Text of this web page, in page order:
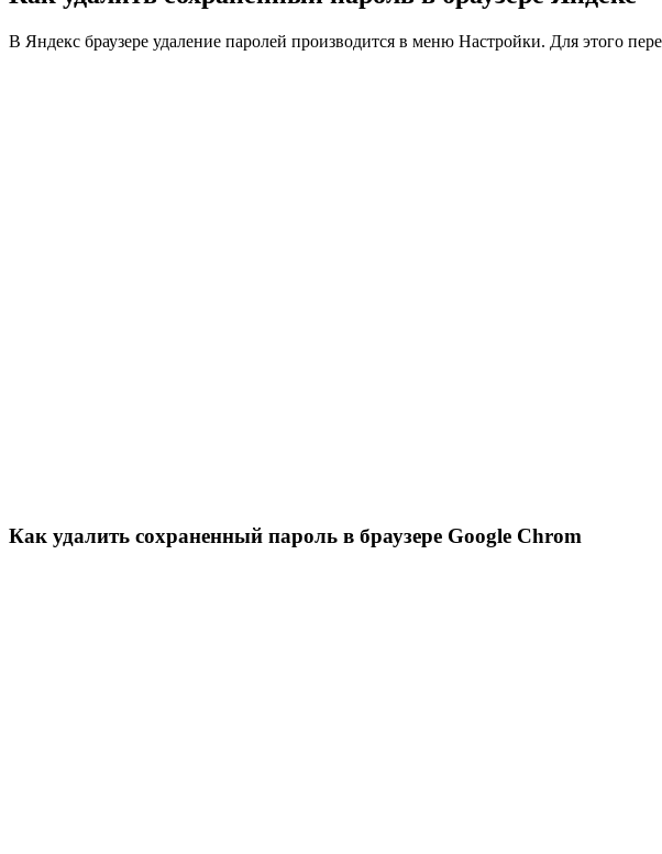
В Яндекс браузере удаление паролей производится в меню Настройки. Для этого
Как удалить сохраненный пароль в браузере Google Chrom